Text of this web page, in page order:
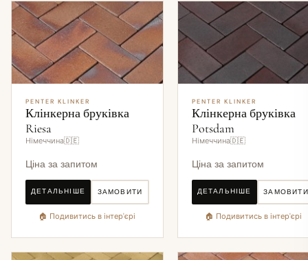
PENTER KLINKER
Клінкерна бруківка
Riesa
Німеччина🇩🇪
Ціна за запитом
ДЕТАЛЬНІШЕ ЗАМОВИТИ
🏠 Подивитись в інтер'єрі
PENTER KLINKER
Клінкерна бруківка
Potsdam
Німеччина🇩🇪
Ціна за запитом
ДЕТАЛЬНІШЕ ЗАМОВИТИ
🏠 Подивитись в інтер'єрі